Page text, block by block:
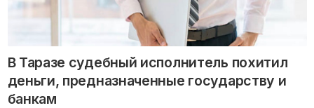
В Таразе судебный исполнитель похитил
деньги, предназначенные государству и
банкам